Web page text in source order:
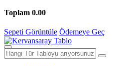
Toplam 0.00
Sepeti Görüntüle Ödemeye Geç